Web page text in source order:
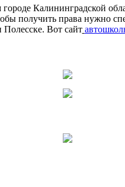
Калининградской
получить права нужно
Вот сайт